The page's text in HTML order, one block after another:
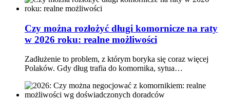
Czy można rozłożyć długi komornicze na raty
w 2026 roku: realne możliwości
Zadłużenie to problem, z którym boryka się coraz więcej
Polaków. Gdy dług trafia do komornika, sytua…